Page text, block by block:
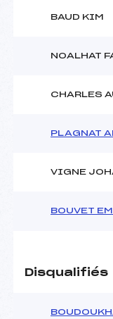
BAUD KIM
NOALHAT
CHARLES
PLAGNAT
VIGNE
BOUVET
Disqualifiés